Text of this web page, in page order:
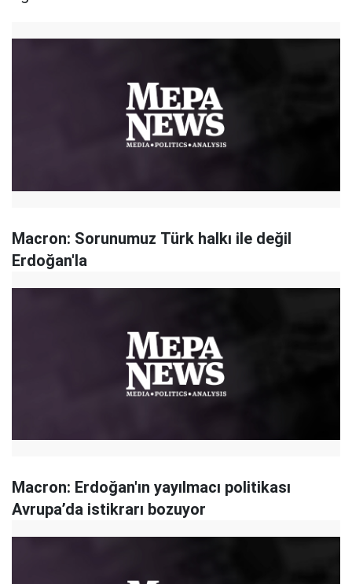
Macron: Sorunumuz Türk halkı ile değil
Erdoğan'la
Macron: Erdoğan'ın yayılmacı politikası
Avrupa’da istikrarı bozuyor